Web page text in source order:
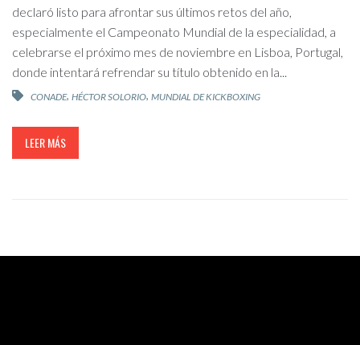
declaró listo para afrontar sus últimos retos del año,
especialmente el Campeonato Mundial de la especialidad, a
celebrarse el próximo mes de noviembre en Lisboa, Portugal,
donde intentará refrendar su título obtenido en la...
CONADE, HÉCTOR SOLORIO, MUNDIAL DE KICKBOXING
LEER MÁS